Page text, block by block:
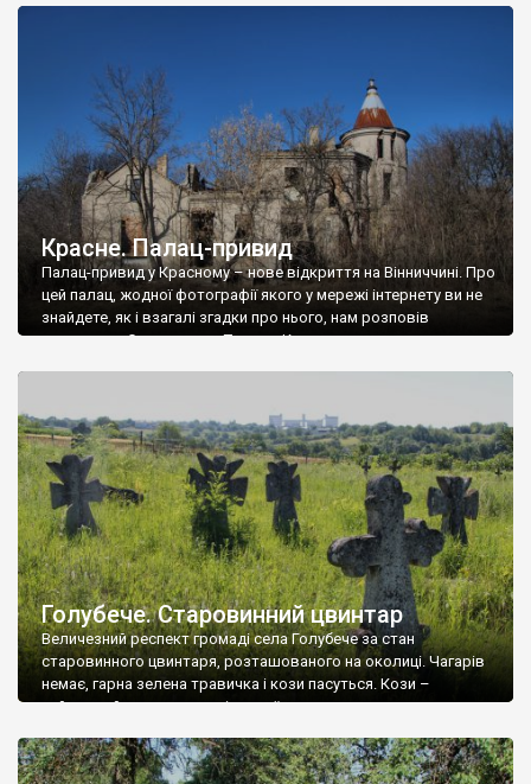
Красне. Палац-привид
Палац-привид у Красному – нове відкриття на Вінниччині. Про
цей палац, жодної фотографії якого у мережі інтернету ви не
знайдете, як і взагалі згадки про нього, нам розповів
мешканець Самгородка. Палац у Красному вразив не лише
Голубече. Старовинний цвинтар
Величезний респект громаді села Голубече за стан
старовинного цвинтаря, розташованого на околиці. Чагарів
немає, гарна зелена травичка і кози пасуться. Кози –
найкращий регулятор шкідливої, для старих кладовищ,
бруньками, кози ті бруньки обгризають, бо то улюблений
делікатес. На цвинтарі у Голубечому ціла колекція